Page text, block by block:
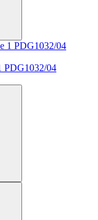
PDG1032/04